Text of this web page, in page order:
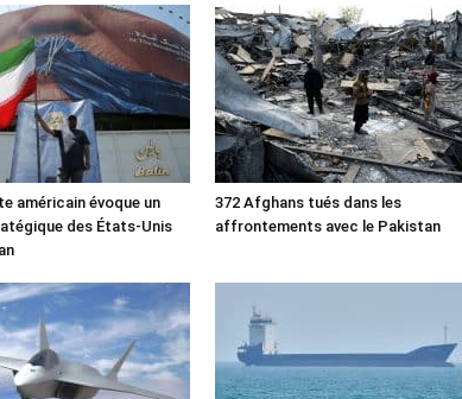
américain évoque un
des États-Unis
372 Afghans tués dans les
affrontements avec le Pakistan